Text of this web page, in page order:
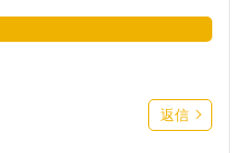
返信